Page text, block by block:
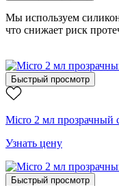
Мы используем
что снижает риск
Быстрый просмотр
Micro 2 мл прозрачный
Узнать цену
Быстрый просмотр